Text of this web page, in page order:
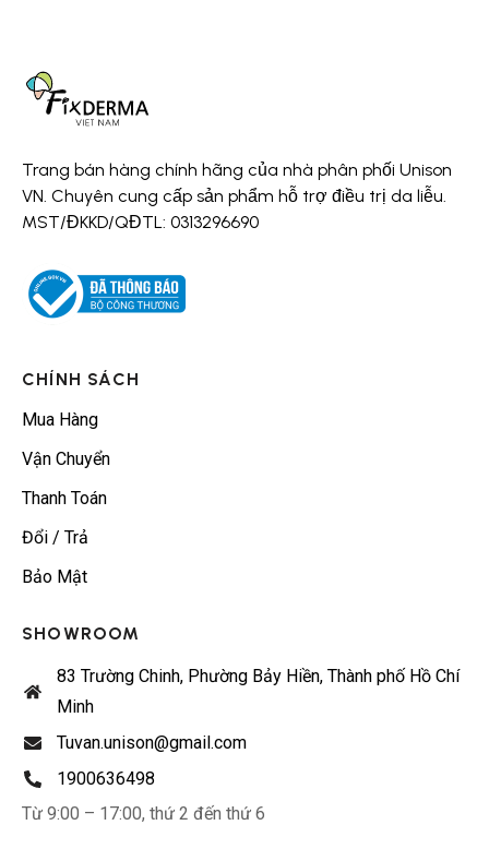
Trang bán hàng chính hãng của nhà phân phối Unison
VN. Chuyên cung cấp sản phẩm hỗ trợ điều trị da liễu.
MST/ĐKKD/QĐTL: 0313296690
CHÍNH SÁCH
Mua Hàng
Vận Chuyển
Thanh Toán
Đổi / Trả
Bảo Mật
SHOWROOM
83 Trường Chinh, Phường Bảy Hiền, Thành phố Hồ Chí
Minh
Tuvan.unison@gmail.com
1900636498
Từ 9:00 – 17:00, thứ 2 đến thứ 6